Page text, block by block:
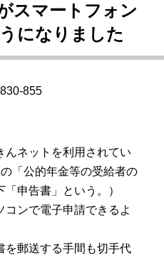
スマートフォン
になりました
855
んネットを利用されてい
「公的年金等の受給者の
申告書」という。）
コンで電子申請できるよ
を郵送する手間も切手代